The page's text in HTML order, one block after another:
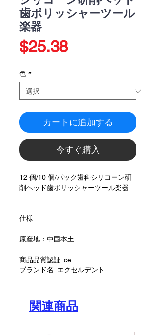
歯ポリッシャーツール
楽器
$25.38価
色 *
カートに追加する
今すぐ購入
12 個/10 個/パック歯科シリコーン研
削ヘッド歯ポリッシャーツール楽器
仕様
原産地：中国本土
商品品質認証: ce
ブランド名: エクセルデント
関連商品